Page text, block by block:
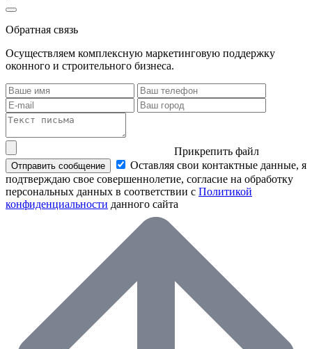
Обратная связь
Осуществляем комплексную маркетинговую поддержку
оконного и строительного бизнеса.
Прикрепить файл
Отправить сообщение
Оставляя свои контактные данные, я
подтверждаю свое совершеннолетие, согласие на обработку
персональных данных в соответствии с Политикой
конфиденциальности данного сайта